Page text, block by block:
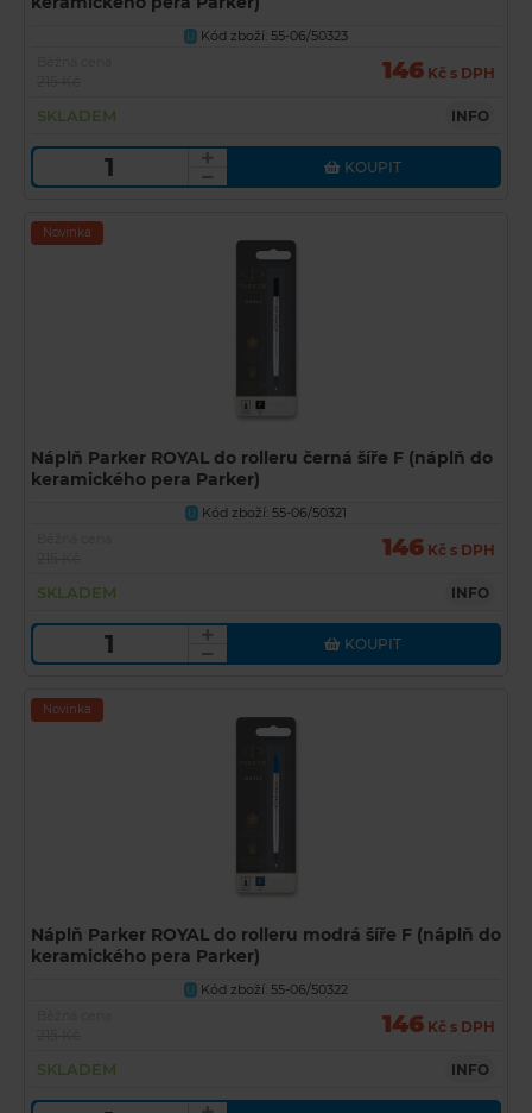
U
Kód zboží: 55-06/50323
146 Kč s DPH
SKLADEM INFO
KOUPIT
Novinka
Náplň Parker ROYAL do rolleru černá šíře F (náplň do
keramického pera Parker)
U
Kód zboží: 55-06/50321
146 Kč s DPH
SKLADEM INFO
KOUPIT
Novinka
Náplň Parker ROYAL do rolleru modrá šíře F (náplň do
keramického pera Parker)
U
Kód zboží: 55-06/50322
146 Kč s DPH
SKLADEM INFO